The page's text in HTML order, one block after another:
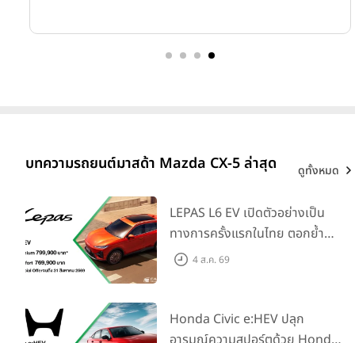
บทความรถยนต์มาสด้า Mazda CX-5 ล่าสุด ดูทั้งหมด
LEPAS L6 EV เปิดตัวอย่างเป็น
ทางการครั้งแรกในไทย ตอกย้ำ
วิสัยทัศน์ “Drive Your
4 ส.ค. 69
Honda Civic e:HEV ปลุก